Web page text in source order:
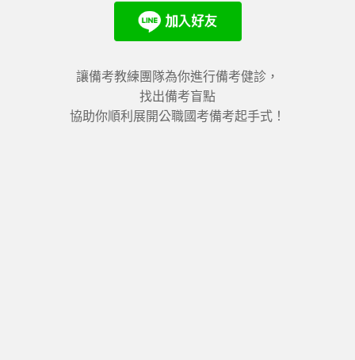
讓備考教練團隊為你進行備考健診，
找出備考盲點
協助你順利展開公職國考備考起手式！